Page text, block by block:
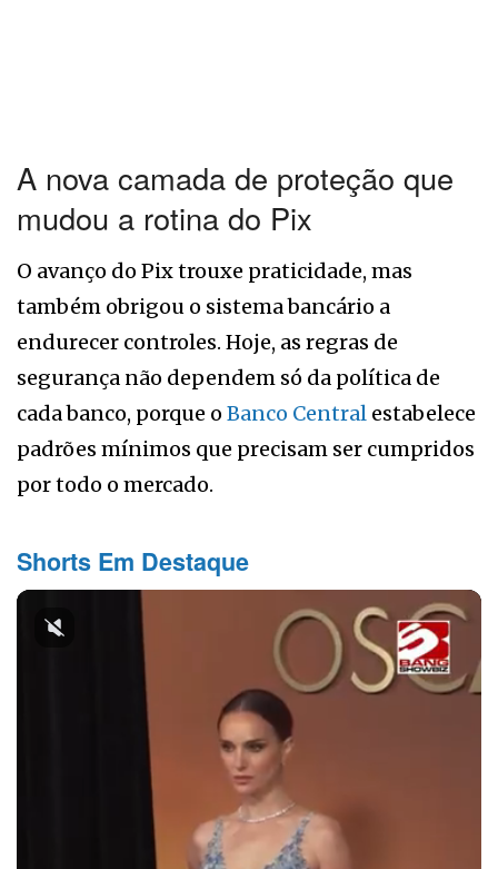
A nova camada de proteção que
mudou a rotina do Pix
O avanço do Pix trouxe praticidade, mas
também obrigou o sistema bancário a
endurecer controles. Hoje, as regras de
segurança não dependem só da política de
cada banco, porque o Banco Central estabelece
padrões mínimos que precisam ser cumpridos
por todo o mercado.
Shorts Em Destaque